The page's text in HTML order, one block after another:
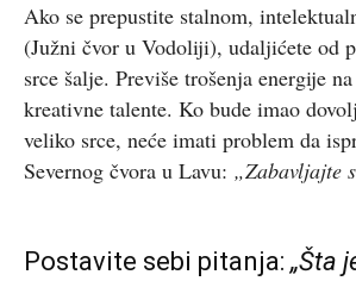
Ako se prepustite stalnom,
(Južni čvor u Vodoliji), udaljićete od
srce šalje. Previše trošenja energije
kreativne talente. Ko bude imao
veliko srce, neće imati problem da
Severnog čvora u Lavu: „Zabavljajte
Postavite sebi pitanja: „Šta